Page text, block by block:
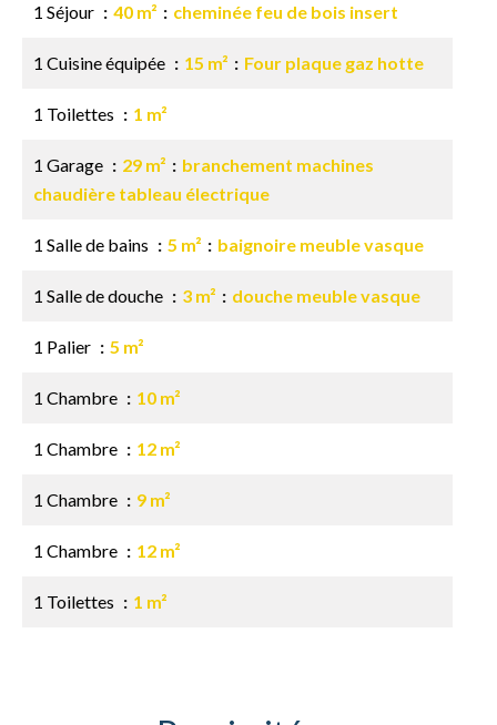
1 Séjour 40 m² cheminée feu de bois insert
1 Cuisine équipée 15 m² Four plaque gaz hotte
1 Toilettes 1 m²
1 Garage 29 m²
branchement machines
chaudière tableau électrique
1 Salle de bains 5 m² baignoire meuble vasque
1 Salle de douche 3 m² douche meuble vasque
1 Palier 5 m²
1 Chambre 10 m²
1 Chambre 12 m²
1 Chambre 9 m²
1 Chambre 12 m²
1 Toilettes 1 m²